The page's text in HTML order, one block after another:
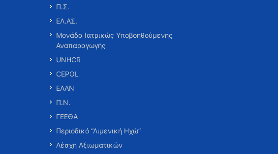
Π.Σ.
ΕΛ.ΑΣ.
Μονάδα Ιατρικώς Υποβοηθούμενης
Αναπαραγωγής
UNHCR
CEPOL
ΕΑΑΝ
Π.Ν.
ΓΕΕΘΑ
Περιοδικό “Λιμενική Ηχώ”
Λέσχη Αξιωματικών